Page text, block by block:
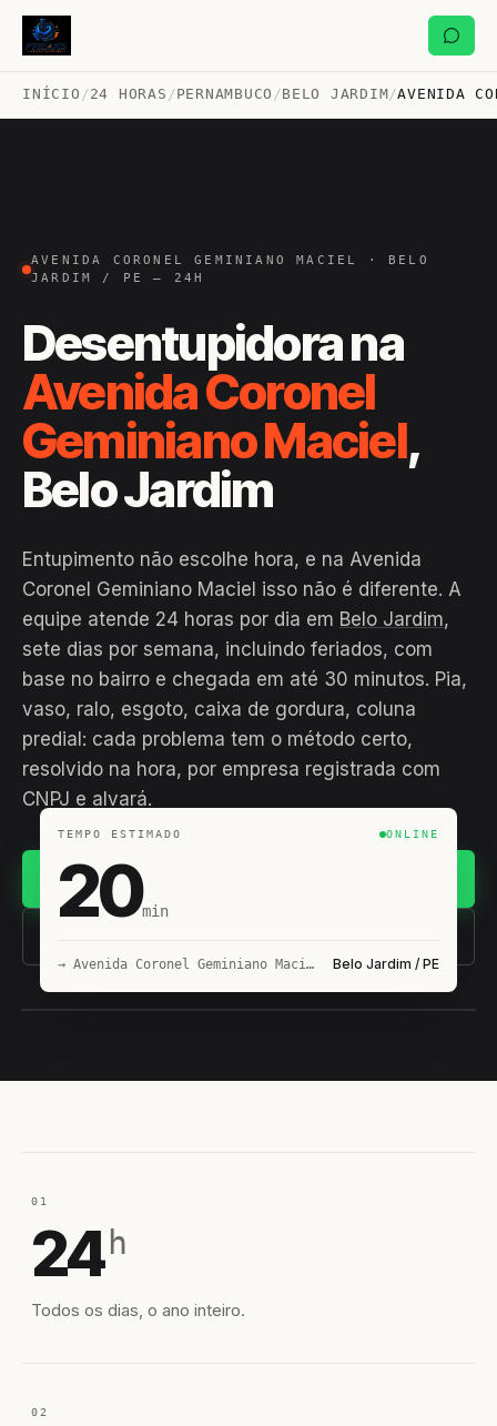
INÍCIO /24 HORAS /PERNAMBUCO /BELO JARDIM/AVENIDA
AVENIDA CORONEL GEMINIANO MACIEL · BELO
JARDIM / PE — 24H
Desentupidora na
Avenida Coronel
Geminiano Maciel,
Belo Jardim
Entupimento não escolhe hora, e na Avenida
Coronel Geminiano Maciel isso não é diferente. A
equipe atende 24 horas por dia em Belo Jardim,
sete dias por semana, incluindo feriados, com
base no bairro e chegada em até 30 minutos. Pia,
vaso, ralo, esgoto, caixa de gordura, coluna
predial: cada problema tem o método certo,
resolvido na hora, por empresa registrada com
CNPJ e alvará.
(11) 93407-8838
TEMPO ESTIMADO ONLINE
20min
→ Avenida Coronel Geminiano Maciel Belo Jardim / PE
01
24 h
Todos os dias, o ano inteiro.
02